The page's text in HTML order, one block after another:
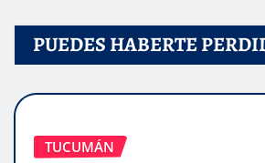
PUEDES HABERTE
TUCUMÁN